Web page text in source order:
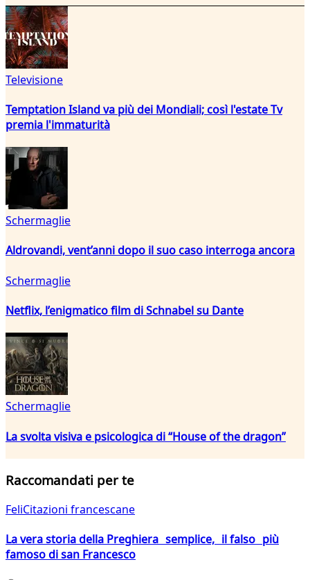
Televisione
Temptation Island va più dei Mondiali; così l'estate Tv
premia l'immaturità
Schermaglie
Aldrovandi, vent’anni dopo il suo caso interroga ancora
Schermaglie
Netflix, l’enigmatico film di Schnabel su Dante
Schermaglie
La svolta visiva e psicologica di “House of the dragon”
Raccomandati per te
FeliCitazioni francescane
La vera storia della Preghiera semplice, il falso più
famoso di san Francesco